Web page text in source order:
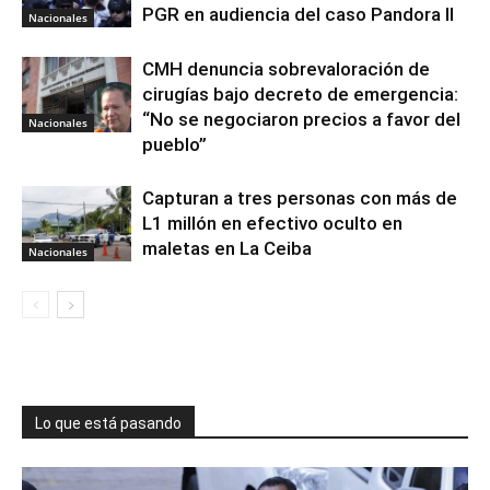
Nacionales PGR en audiencia del caso Pandora II
Nacionales
CMH denuncia sobrevaloración de
cirugías bajo decreto de emergencia:
“No se negociaron precios a favor del
pueblo”
Nacionales
Capturan a tres personas con más de
L1 millón en efectivo oculto en
maletas en La Ceiba
Lo que está pasando